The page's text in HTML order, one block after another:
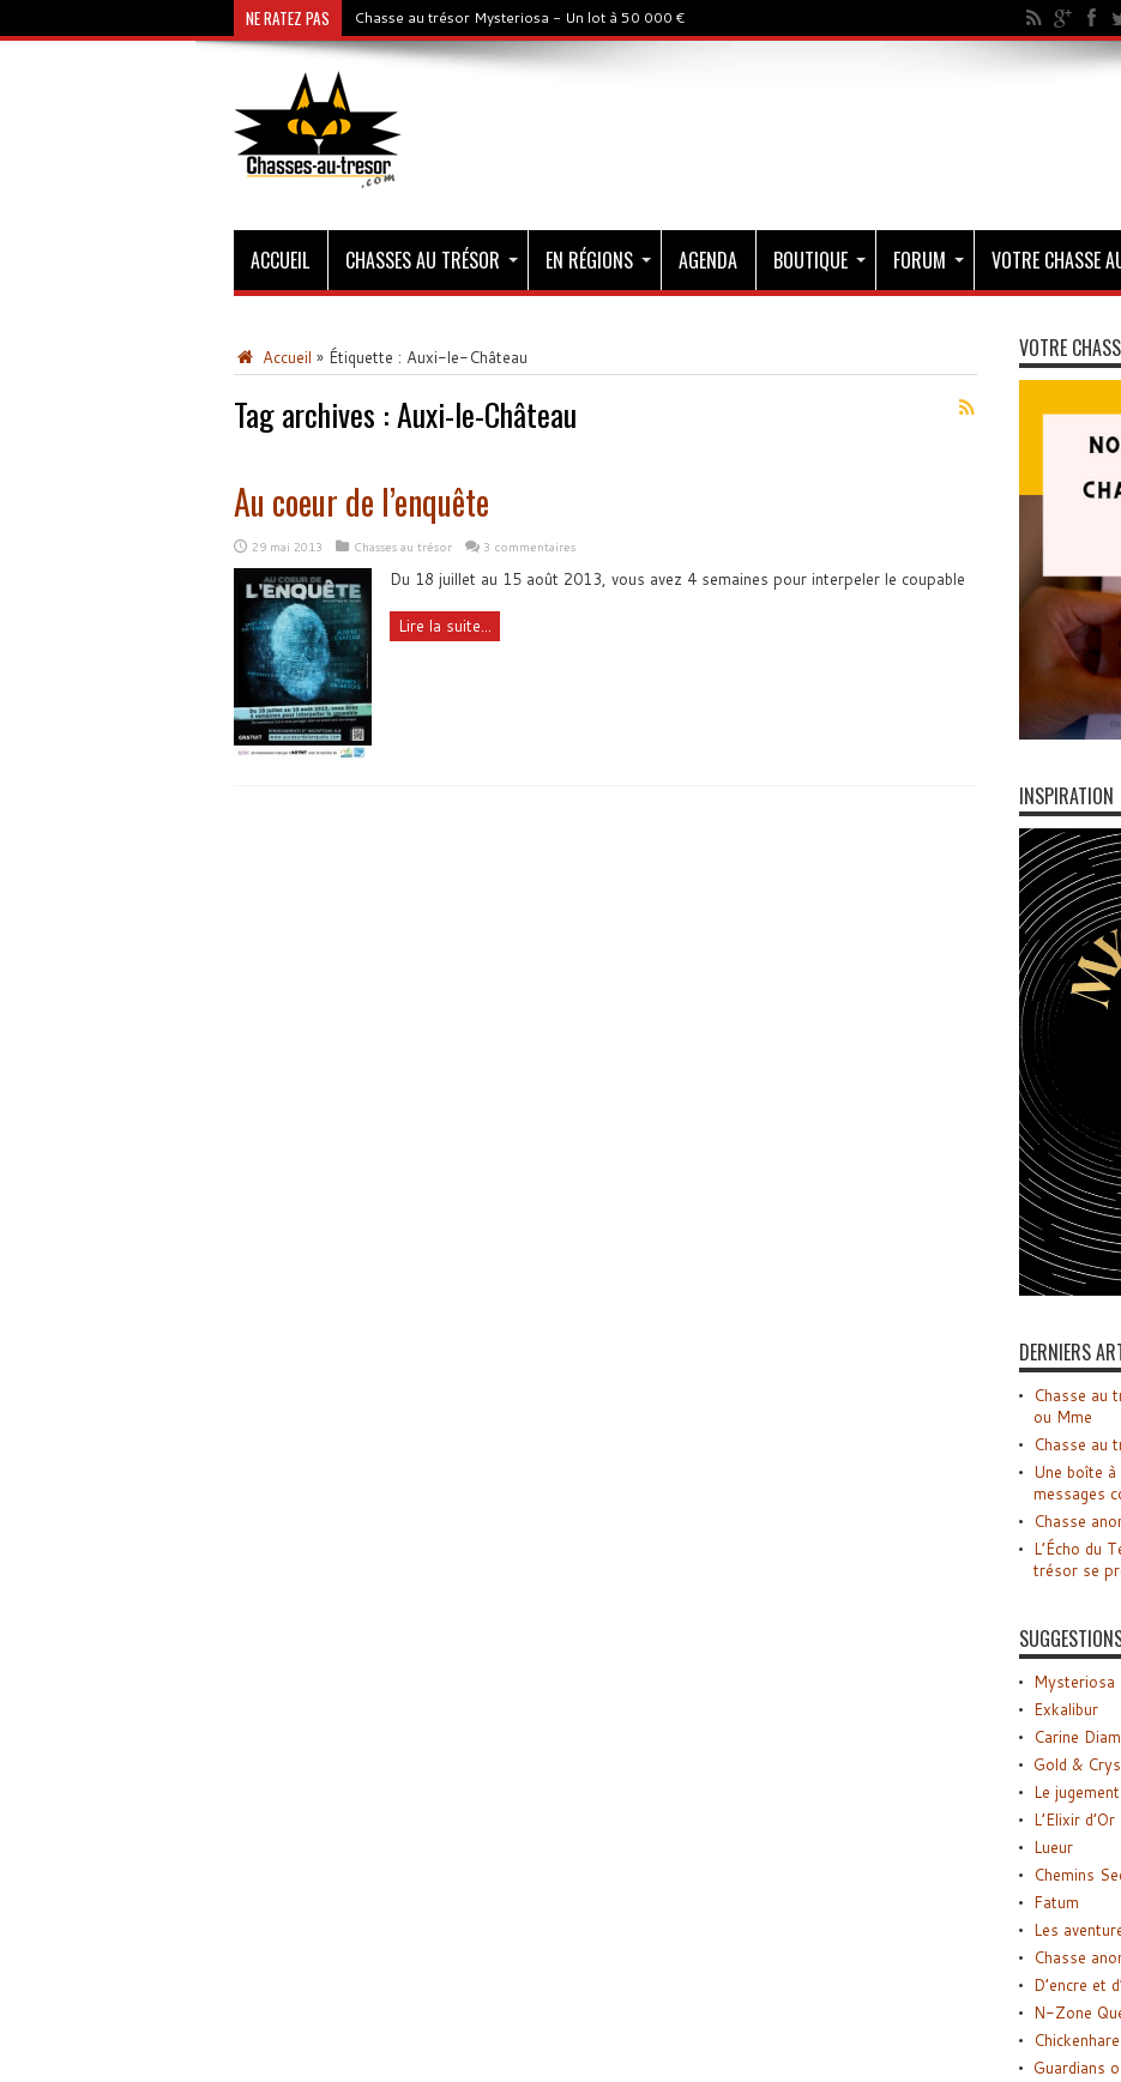
NE RATEZ PAS Chasse au trésor Mysteriosa - Un lot à 50 000 €
ACCUEIL CHASSES AU TRÉSOR EN RÉGIONS AGENDA BOUTIQUE FORUM VOTRE CHASSE
Accueil » Étiquette : Auxi-le-Château
Tag archives :Auxi-le-Château
Au coeur de l’enquête
29 mai 2013 Chasses au trésor 3 commentaires
Du 18 juillet au 15 août 2013, vous avez 4 semaines pour interpeler le coupable
Lire la suite...
VOTRE
INSPIRATION
DERNIERS
Chasse au
ou Mme
Chasse au
Une boîte
messages
Chasse
L’Écho du
trésor se
Mysteriosa
Exkalibur
Carine
Gold &
Le
L’Elixir d’Or
Lueur
Chemins
Fatum
Les
Chasse
D’encre et
N-Zone
Guardians